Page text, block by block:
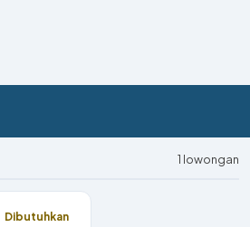
1 lowongan
Dibutuhkan